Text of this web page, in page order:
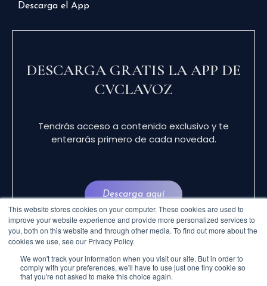
This website stores cookies on your computer. These cookies are used to
improve your website experience and provide more personalized services to
you, both on this website and through other media. To find out more about the
cookies we use, see our Privacy Policy.
We won't track your information when you visit our site. But in order to
comply with your preferences, we'll have to use just one tiny cookie so
that you're not asked to make this choice again.
Descarga el App
DESCARGA GRATIS LA APP DE
CVCLAVOZ
Tendrás acceso a contenido exclusivo y te
enterarás primero de cada novedad.
Descarga aquí